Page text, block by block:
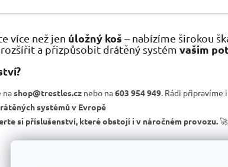
více než jen úložný koš – nabízíme širokou
rozšířit a přizpůsobit drátěný systém vašim
nashop@trestles.cz nebo na603 954 949. Rádi připravíme
systémů v Evropě
si příslušenství, které obstojí i v náročném provozu. 🚀